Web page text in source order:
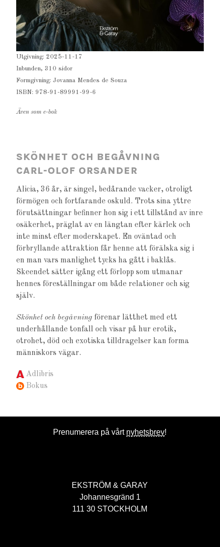
Utgivning: 2025-11-17
Inbunden, 310 sidor
Formgivning: Jovanna Mendes de Souza
ISBN: 978-91-89991-99-6
Även som e-bok
SKÖNHET OCH BEGÅVNING
CARL-OLOF ORSANDER
Alicia, 36 år, är singel, bedårande vacker, otroligt
förmögen och fortfarande oskuld. Trots sina yttre
förutsättningar befinner hon sig i ett tillstånd av inre
osäkerhet, präglat av en längtan efter kärlek och
inte minst efter moderskapet. En oväntad och
förbryllande attraktion får henne att förälska sig i
en man vars manlighet tycks ha gått i baklås.
Skeendet sätter igång ett förlopp som utmanar
hennes föreställningar om både relationer och sig
själv.
Skönhet och begåvning förenar lätthet med ett
underhållande tonfall och visar på hur erotik,
otrohet, död och exotiska tilldragelser kan forma
människors vägar.
Adlibris
Bokus
Prenumerera på vårt nyhetsbrev!
EKSTRÖM & GARAY
Johannesgränd 1
111 30 STOCKHOLM